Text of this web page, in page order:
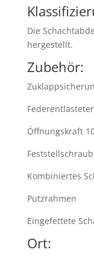
Die
hergestellt.
Zubehör:
Öffnungskraft
Kombiniertes
Putzrahmen
Eingefettete
Ort: